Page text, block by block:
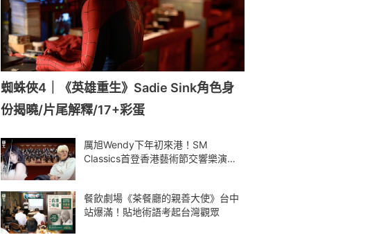
蜘蛛俠4｜《英雄重生》Sadie Sink角色身
份揭曉/片尾解釋/17+彩蛋
厲旭Wendy下年初來港！SM
Classics首登香港藝術節交響樂演繹
餐飲劇場《茶餐廳的親善大使》台中
站爆滿！貼地術語考起台灣觀眾